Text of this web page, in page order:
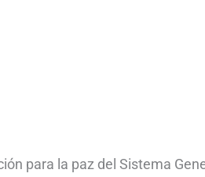
para la paz del Sistema